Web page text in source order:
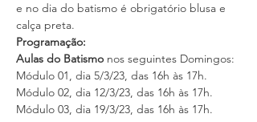
e no dia do batismo é obrigatório blusa e
calça preta.
Programação:
Aulas do Batismo nos seguintes Domingos:
Módulo 01, dia 5/3/23, das 16h às 17h.
Módulo 02, dia 12/3/23, das 16h às 17h.
Módulo 03, dia 19/3/23, das 16h às 17h.